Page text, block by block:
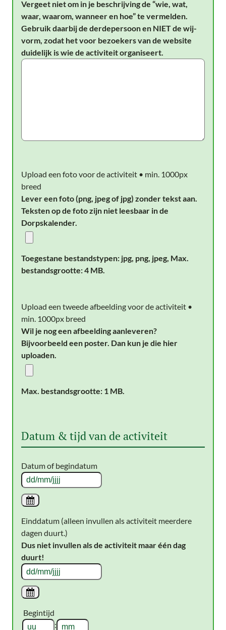
Vergeet niet om in je beschrijving de “wie, wat,
waar, waarom, wanneer en hoe” te vermelden.
Gebruik daarbij de derdepersoon en NIET de wij-
vorm, zodat het voor bezoekers van de website
duidelijk is wie de activiteit organiseert.
Upload een foto voor de activiteit • min. 1000px
breed
Lever een foto (png, jpeg of jpg) zonder tekst aan.
Teksten op de foto zijn niet leesbaar in de
Dorpskalender.
Toegestane bestandstypen: jpg, png, jpeg, Max.
bestandsgrootte: 4 MB.
Upload een tweede afbeelding voor de activiteit •
min. 1000px breed
Wil je nog een afbeelding aanleveren?
Bijvoorbeeld een poster. Dan kun je die hier
uploaden.
Max. bestandsgrootte: 1 MB.
Datum & tijd van de activiteit
Datum of begindatum
Einddatum (alleen invullen als activiteit meerdere
dagen duurt.)
Dus niet invullen als de activiteit maar één dag
duurt!
Begintijd
: